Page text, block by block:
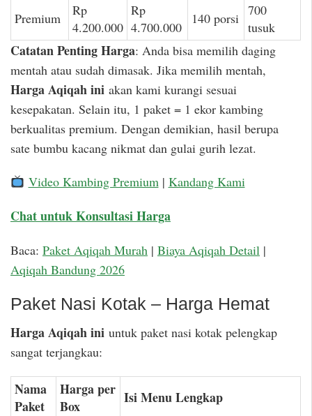
Premium
Rp
4.200.000
Rp
4.700.000
140 porsi 700
tusuk
Catatan Penting Harga: Anda bisa memilih daging
mentah atau sudah dimasak. Jika memilih mentah,
Harga Aqiqah ini akan kami kurangi sesuai
kesepakatan. Selain itu, 1 paket = 1 ekor kambing
berkualitas premium. Dengan demikian, hasil berupa
sate bumbu kacang nikmat dan gulai gurih lezat.
Video Kambing Premium| Kandang Kami
Chat untuk Konsultasi Harga
Baca: Paket Aqiqah Murah | Biaya Aqiqah Detail |
Aqiqah Bandung 2026
Paket Nasi Kotak – Harga Hemat
Harga Aqiqah ini untuk paket nasi kotak pelengkap
sangat terjangkau:
Nama
Paket
Harga per
Box
Isi Menu Lengkap